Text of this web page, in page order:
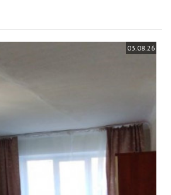
03.08.26